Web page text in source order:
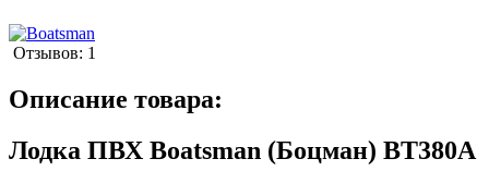
Отзывов: 1
Описание товара:
Лодка ПВХ Boatsman (Боцман) BT380A